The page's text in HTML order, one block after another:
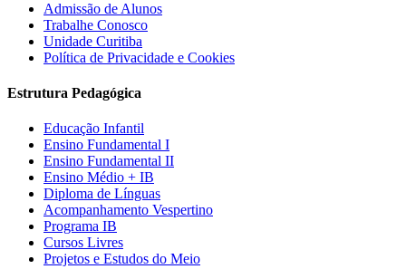
Admissão de Alunos
Trabalhe Conosco
Unidade Curitiba
Política de Privacidade e Cookies
Estrutura Pedagógica
Educação Infantil
Ensino Fundamental I
Ensino Fundamental II
Ensino Médio + IB
Diploma de Línguas
Acompanhamento Vespertino
Programa IB
Cursos Livres
Projetos e Estudos do Meio